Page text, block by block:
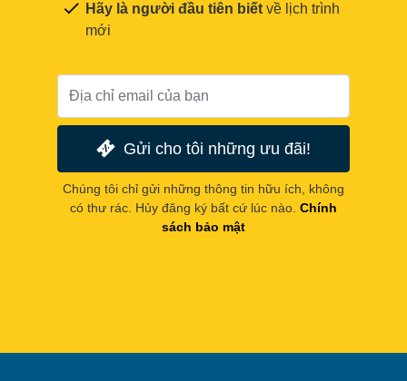
Hãy là người đầu tiên biết về lịch trình
mới
Gửi cho tôi những ưu đãi!
Chúng tôi chỉ gửi những thông tin hữu ích, không
có thư rác. Hủy đăng ký bất cứ lúc nào. Chính
sách bảo mật